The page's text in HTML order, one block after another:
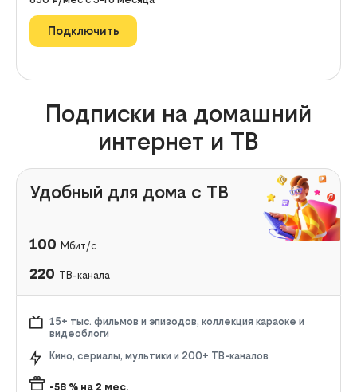
Подключить
Подписки на домашний
интернет и ТВ
Удобный для дома с ТВ
100 Мбит/с
220 ТВ-канала
15+ тыс. фильмов и эпизодов, коллекция караоке и
видеоблоги
Кино, сериалы, мультики и 200+ ТВ-каналов
-58 % на 2 мес.